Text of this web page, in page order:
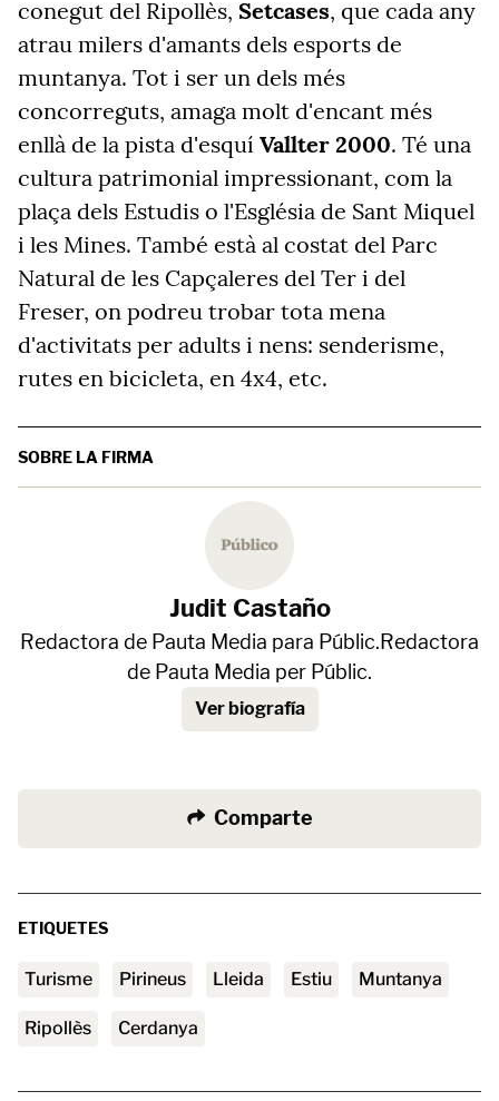
conegut del Ripollès, Setcases, que cada any
atrau milers d'amants dels esports de
muntanya. Tot i ser un dels més
concorreguts, amaga molt d'encant més
enllà de la pista d'esquí Vallter 2000. Té una
cultura patrimonial impressionant, com la
plaça dels Estudis o l'Església de Sant Miquel
i les Mines. També està al costat del Parc
Natural de les Capçaleres del Ter i del
Freser, on podreu trobar tota mena
d'activitats per adults i nens: senderisme,
rutes en bicicleta, en 4x4, etc.
SOBRE LA FIRMA
Judit Castaño
Redactora de Pauta Media para Públic.Redactora
de Pauta Media per Públic.
Ver biografía
Comparte
ETIQUETES
turisme Pirineus Lleida estiu muntanya
Ripollès Cerdanya